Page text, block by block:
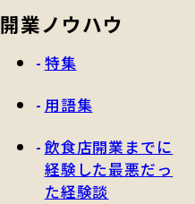
開業ノウハウ
特集
用語集
飲食店開業までに
経験した最悪だっ
た経験談